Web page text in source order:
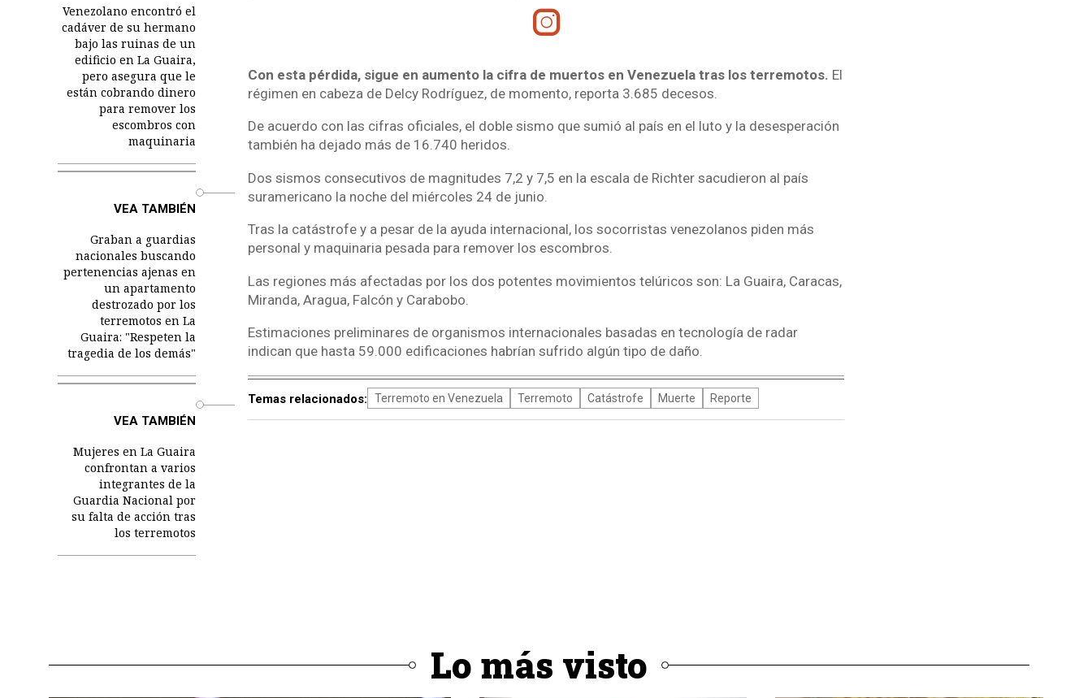
Venezolano encontró el
cadáver de su hermano
bajo las ruinas de un
edificio en La Guaira,
pero asegura que le
están cobrando dinero
para remover los
escombros con
maquinaria
Con esta pérdida, sigue en aumento la cifra de muertos en Venezuela tras los terremotos. El
régimen en cabeza de Delcy Rodríguez, de momento, reporta 3.685 decesos.
VEA TAMBIÉN
Graban a guardias
nacionales buscando
pertenencias ajenas en
un apartamento
destrozado por los
terremotos en La
Guaira: "Respeten la
tragedia de los demás"
De acuerdo con las cifras oficiales, el doble sismo que sumió al país en el luto y la desesperación
también ha dejado más de 16.740 heridos.
Dos sismos consecutivos de magnitudes 7,2 y 7,5 en la escala de Richter sacudieron al país
suramericano la noche del miércoles 24 de junio.
VEA TAMBIÉN
Mujeres en La Guaira
confrontan a varios
integrantes de la
Guardia Nacional por
su falta de acción tras
los terremotos
Tras la catástrofe y a pesar de la ayuda internacional, los socorristas venezolanos piden más
personal y maquinaria pesada para remover los escombros.
Las regiones más afectadas por los dos potentes movimientos telúricos son: La Guaira, Caracas,
Miranda, Aragua, Falcón y Carabobo.
Estimaciones preliminares de organismos internacionales basadas en tecnología de radar
indican que hasta 59.000 edificaciones habrían sufrido algún tipo de daño.
Temas relacionados: Terremoto en Venezuela Terremoto Catástrofe Muerte Reporte
Lo más visto